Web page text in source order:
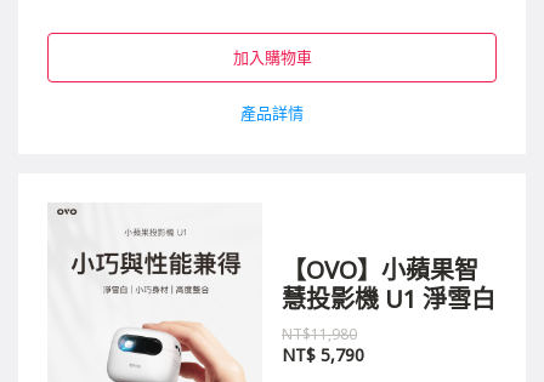
加入購物車
產品詳情
【OVO】小蘋果智
慧投影機 U1 淨雪白
NT$11,980
NT$ 5,790